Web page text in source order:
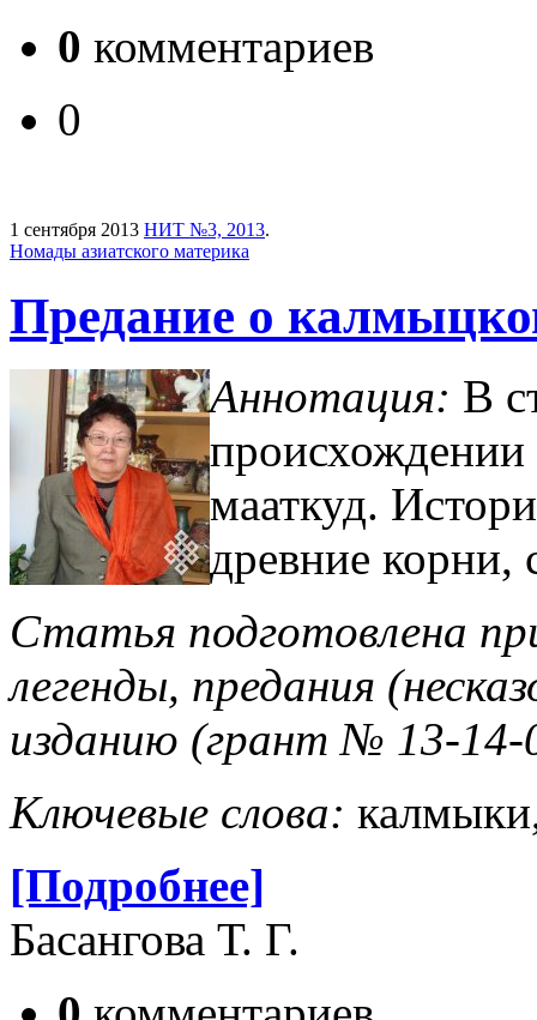
0 комментариев
0
1 сентября 2013 НИТ №3, 2013.
Номады азиатского материка
Предание о
Аннотация: В
мааткуд.
древние корни,
Статья подготовлена
легенды, предания
изданию (грант № 13-14-
Ключевые слова:
[Подробнее]
Басангова Т. Г.